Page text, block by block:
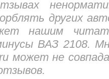
других
нашим
ВАЗ 2108.
может не